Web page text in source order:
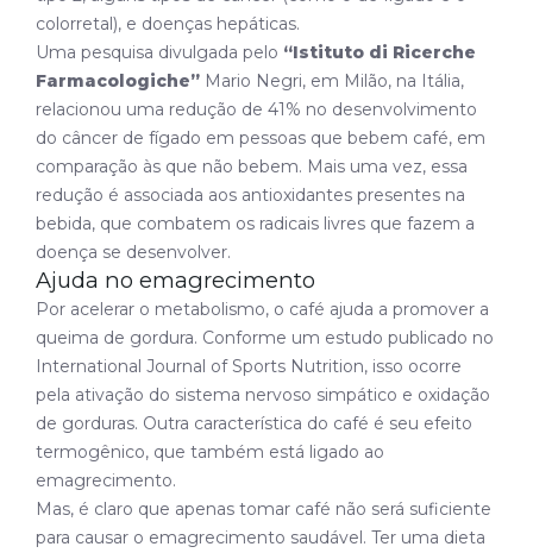
colorretal), e doenças hepáticas.
Uma pesquisa divulgada pelo “Istituto di Ricerche
Farmacologiche” Mario Negri, em Milão, na Itália,
relacionou uma redução de 41% no desenvolvimento
do câncer de fígado em pessoas que bebem café, em
comparação às que não bebem. Mais uma vez, essa
redução é associada aos antioxidantes presentes na
bebida, que combatem os radicais livres que fazem a
doença se desenvolver.
Ajuda no emagrecimento
Por acelerar o metabolismo, o café ajuda a promover a
queima de gordura. Conforme um estudo publicado no
International Journal of Sports Nutrition, isso ocorre
pela ativação do sistema nervoso simpático e oxidação
de gorduras. Outra característica do café é seu efeito
termogênico, que também está ligado ao
emagrecimento.
Mas, é claro que apenas tomar café não será suficiente
para causar o emagrecimento saudável. Ter uma dieta